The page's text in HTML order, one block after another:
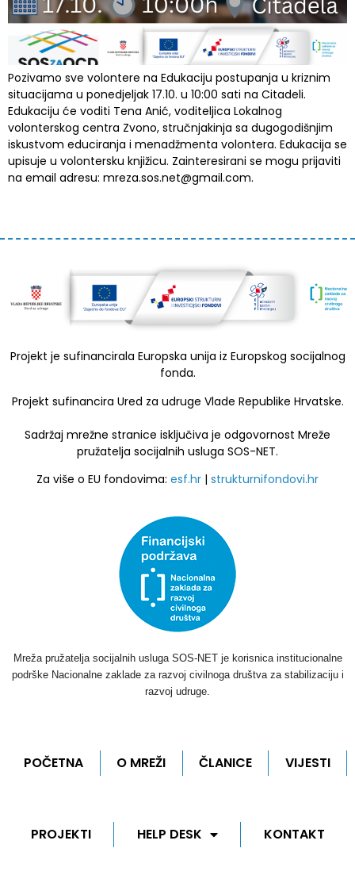
Pozivamo sve volontere na Edukaciju postupanja u kriznim
situacijama u ponedjeljak 17.10. u 10:00 sati na Citadeli.
Edukaciju će voditi Tena Anić, voditeljica Lokalnog
volonterskog centra Zvono, stručnjakinja sa dugogodišnjim
iskustvom educiranja i menadžmenta volontera. Edukacija se
upisuje u volontersku knjižicu. Zainteresirani se mogu prijaviti
na email adresu: mreza.sos.net@gmail.com.
Projekt je sufinancirala Europska unija iz Europskog socijalnog
fonda.
Projekt sufinancira Ured za udruge Vlade Republike Hrvatske.
Sadržaj mrežne stranice isključiva je odgovornost Mreže
pružatelja socijalnih usluga SOS-NET.
Za više o EU fondovima: esf.hr | strukturnifondovi.hr
Mreža pružatelja socijalnih usluga SOS-NET je korisnica institucionalne
podrške Nacionalne zaklade za razvoj civilnoga društva za stabilizaciju i
razvoj udruge.
POČETNA O MREŽI ČLANICE VIJESTI
PROJEKTI HELP DESK KONTAKT